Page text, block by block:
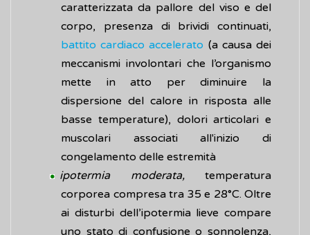
caratterizzata da pallore del viso e del
corpo, presenza di brividi continuati,
battito cardiaco accelerato (a causa dei
meccanismi involontari che l’organismo
mette in atto per diminuire la
dispersione del calore in risposta alle
basse temperature), dolori articolari e
muscolari associati all'inizio di
congelamento delle estremità
ipotermia moderata,temperatura
corporea compresa tra 35 e 28°C. Oltre
ai disturbi dell’ipotermia lieve compare
uno stato di confusione o sonnolenza,